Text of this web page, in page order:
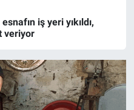
iş yeri yıkıldı,
veriyor